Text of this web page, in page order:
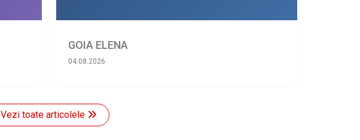
GOIA ELENA
04.08.2026
Vezi toate articolele